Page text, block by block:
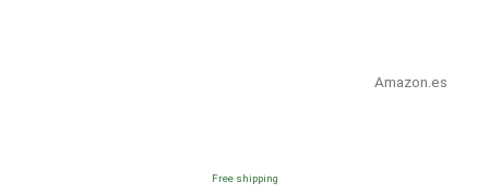
Amazon.es
Free shipping